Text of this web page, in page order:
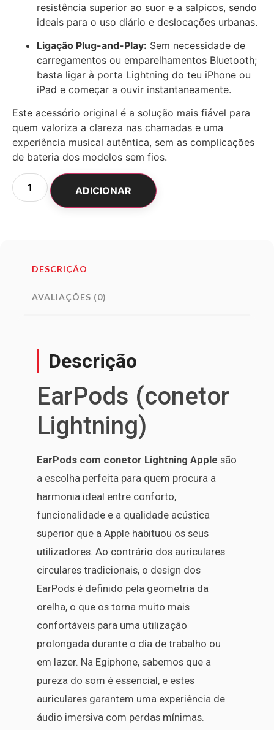
resistência superior ao suor e a salpicos, sendo
ideais para o uso diário e deslocações urbanas.
Ligação Plug-and-Play: Sem necessidade de
carregamentos ou emparelhamentos Bluetooth;
basta ligar à porta Lightning do teu iPhone ou
iPad e começar a ouvir instantaneamente.
Este acessório original é a solução mais fiável para
quem valoriza a clareza nas chamadas e uma
experiência musical autêntica, sem as complicações
de bateria dos modelos sem fios.
ADICIONAR
DESCRIÇÃO
AVALIAÇÕES (0)
Descrição
EarPods (conetor
Lightning)
EarPods com conetor Lightning Apple são
a escolha perfeita para quem procura a
harmonia ideal entre conforto,
funcionalidade e a qualidade acústica
superior que a Apple habituou os seus
utilizadores. Ao contrário dos auriculares
circulares tradicionais, o design dos
EarPods é definido pela geometria da
orelha, o que os torna muito mais
confortáveis para uma utilização
prolongada durante o dia de trabalho ou
em lazer. Na Egiphone, sabemos que a
pureza do som é essencial, e estes
auriculares garantem uma experiência de
áudio imersiva com perdas mínimas.